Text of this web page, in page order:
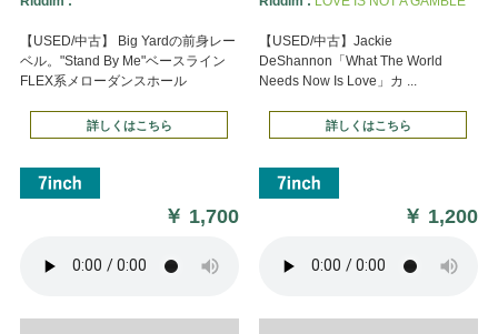
【USED/中古】 Big Yardの前身レー
ベル。"Stand By Me"ベースライン
FLEX系メローダンスホール
詳しくはこちら
￥ 1,700
【USED/中古】Jackie
DeShannon「What The World
Needs Now Is Love」カ ...
詳しくはこちら
￥ 1,200